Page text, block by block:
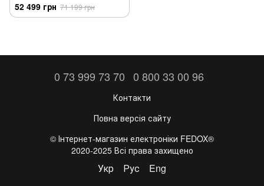
52 499 грн 71 199 грн
0 73 999 73 70 0 800 33 00 96
Контакти
Повна версія сайту
©️ Інтернет-магазин електроніки FEDOX®
2020-2025 Всі права захищено
Укр Рус Eng